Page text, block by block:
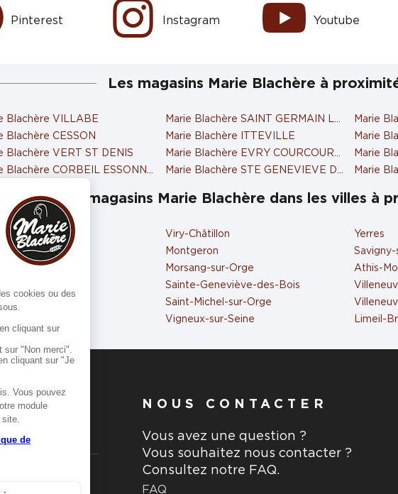
Pinterest Instagram Youtube
Les magasins Marie Blachère à
Blachère VILLABE
Blachère CESSON
Blachère VERT ST DENIS
Blachère CORBEIL ESSONNES
Marie Blachère SAINT GERMAIN LES CORBEIL
Marie Blachère ITTEVILLE
Marie Blachère EVRY COURCOURONNES
Marie Blachère STE GENEVIEVE DES BOIS
Marie
Marie
Marie
Marie
Les magasins Marie Blachère dans les villes à
la-Ville
Viry-Châtillon
Montgeron
Morsang-sur-Orge
Sainte-Geneviève-des-Bois
Saint-Michel-sur-Orge
Vigneux-sur-Seine
Yerres
Athis-
Limeil-
NOUS CONTACTER
Vous avez une question ?
Vous souhaitez nous contacter ?
Consultez notre FAQ.
FAQ